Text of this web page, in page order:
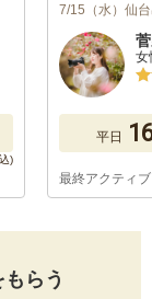
7/15（水）仙
女
平日
最終アクティ
らう